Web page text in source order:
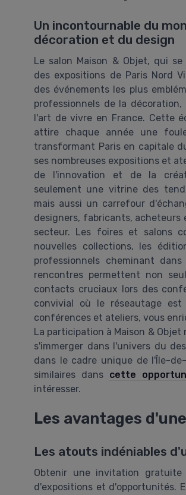
Un incontournable du
décoration et du design
Le salon Maison & Objet, qui
des expositions de Paris Nord
des événements les plus
professionnels de la
l'art de vivre en France. Cette
attire chaque année une
transformant Paris en capitale
ses nombreuses expositions et
de l'innovation et de la
seulement une vitrine des
mais aussi un carrefour
designers, fabricants, acheteurs
secteur. Les foires et salons
nouvelles collections, les
professionnels cheminant
rencontres permettent non
contacts cruciaux lors des
convivial où le réseautage
conférences et ateliers, vous
La participation à Maison &
s'immerger dans l'univers du
dans le cadre unique de l'Île-
similaires dans cette
intéresser.
Les avantages
Les atouts indéniables
Obtenir une invitation
d'expositions et d'opportunités.